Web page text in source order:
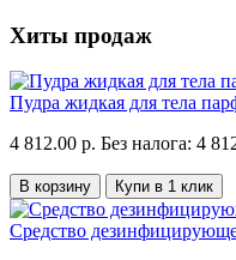
Хиты продаж
Пудра жидкая для тела
4 812.00 р. Без налога: 4
В корзину Купи в 1 клик
Средство